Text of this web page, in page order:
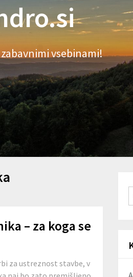
vsebinami!
– za koga se
za ustreznost stavbe, v